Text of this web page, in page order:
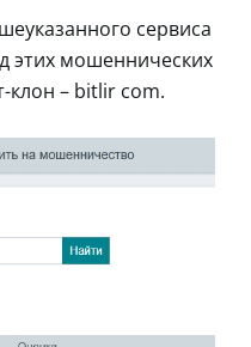
сервиса
этих мошеннических
клон – bitlir com.